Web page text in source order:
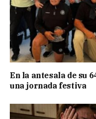
En la antesala de su
una jornada festiva